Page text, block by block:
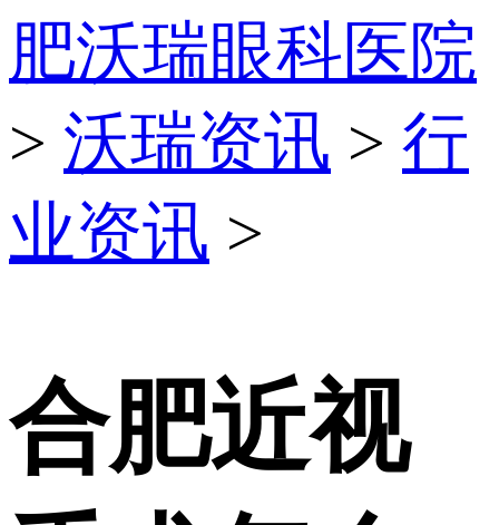
肥沃瑞眼科医院
> 沃瑞资讯 > 行
业资讯 >
合肥近视